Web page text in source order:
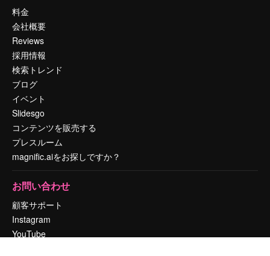
料金
会社概要
Reviews
採用情報
検索トレンド
ブログ
イベント
Slidesgo
コンテンツを販売する
プレスルーム
magnific.aiをお探しですか？
お問い合わせ
顧客サポート
Instagram
YouTube